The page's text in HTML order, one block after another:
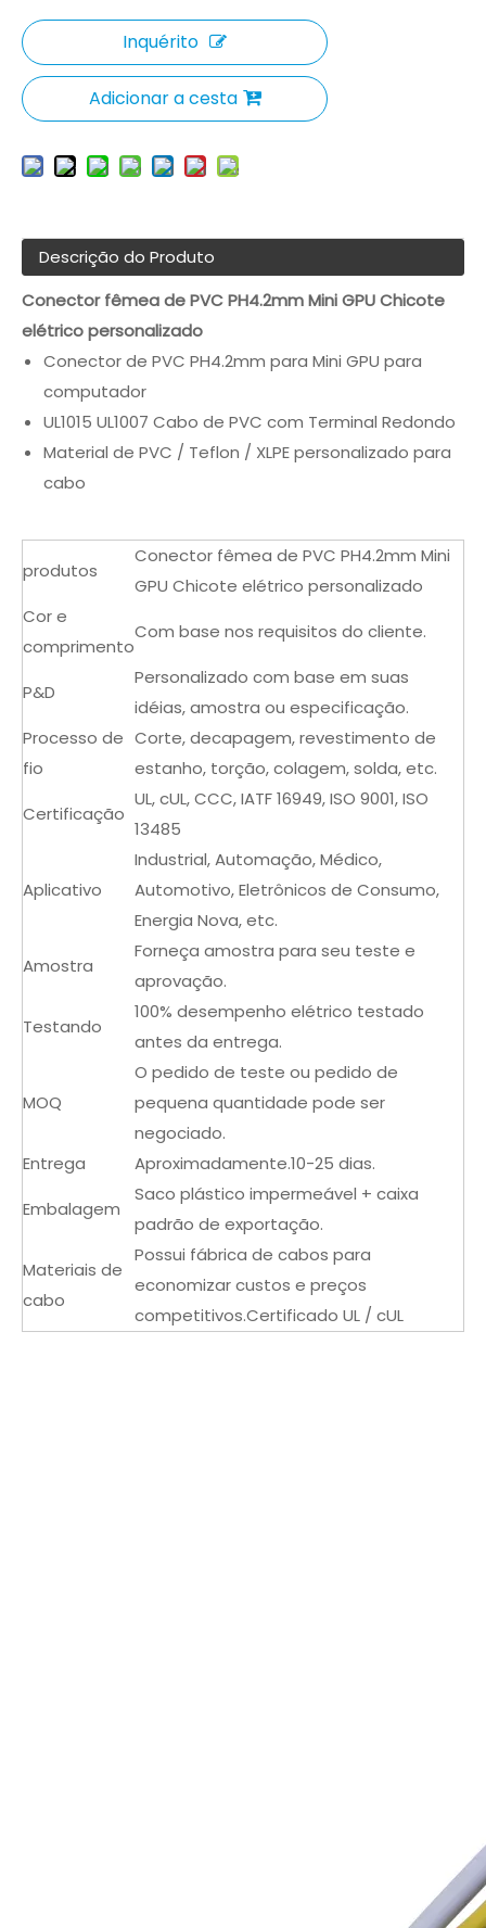
Inquérito
Adicionar a cesta
Descrição do Produto
Conector fêmea de PVC PH4.2mm Mini GPU Chicote
elétrico personalizado
Conector de PVC PH4.2mm para Mini GPU para
computador
UL1015 UL1007 Cabo de PVC com Terminal Redondo
Material de PVC / Teflon / XLPE personalizado para
cabo
produtos
Conector fêmea de PVC PH4.2mm Mini
GPU Chicote elétrico personalizado
Cor e
comprimento
Com base nos requisitos do cliente.
P&D
Personalizado com base em suas
idéias, amostra ou especificação.
Processo de
fio
Corte, decapagem, revestimento de
estanho, torção, colagem, solda, etc.
Certificação
UL, cUL, CCC, IATF 16949, ISO 9001, ISO
13485
Aplicativo
Industrial, Automação, Médico,
Automotivo, Eletrônicos de Consumo,
Energia Nova, etc.
Amostra
Forneça amostra para seu teste e
aprovação.
Testando
100% desempenho elétrico testado
antes da entrega.
MOQ
O pedido de teste ou pedido de
pequena quantidade pode ser
negociado.
Entrega
Aproximadamente.10-25 dias.
Embalagem
Saco plástico impermeável + caixa
padrão de exportação.
Materiais de
cabo
Possui fábrica de cabos para
economizar custos e preços
competitivos.Certificado UL / cUL